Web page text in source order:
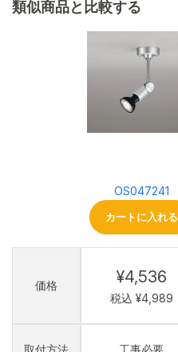
類似商品と比較する
価格
OS047241
カートに入れる
¥4,536
税込 ¥4,989